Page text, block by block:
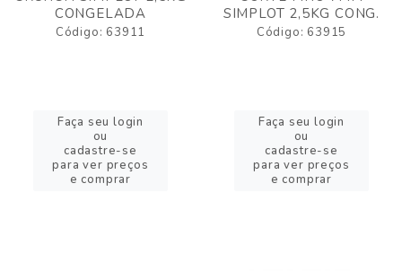
CONGELADA
Código: 63911
Faça seu login
ou
cadastre-se
para ver preços
e comprar
SIMPLOT 2,5KG CONG.
Código: 63915
Faça seu login
ou
cadastre-se
para ver preços
e comprar